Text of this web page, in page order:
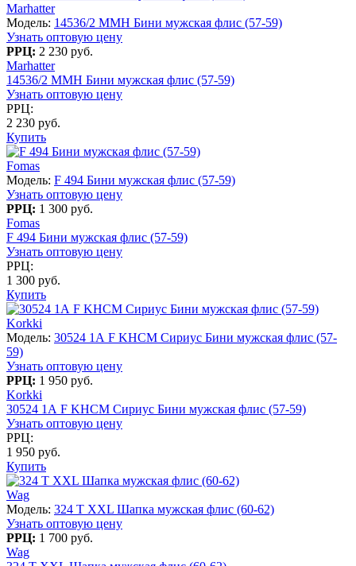
Marhatter
Модель: 14536/2 MMH Бини мужская флис (57-59)
Узнать оптовую цену
РРЦ: 2 230 руб.
Marhatter
14536/2 MMH Бини мужская флис (57-59)
Узнать оптовую цену
РРЦ:
2 230 руб.
Купить
Fomas
Модель: F 494 Бини мужская флис (57-59)
Узнать оптовую цену
РРЦ: 1 300 руб.
Fomas
F 494 Бини мужская флис (57-59)
Узнать оптовую цену
РРЦ:
1 300 руб.
Купить
Korkki
Модель: 30524 1А F KHCM Сириус Бини мужская флис (57-
59)
Узнать оптовую цену
РРЦ: 1 950 руб.
Korkki
30524 1А F KHCM Сириус Бини мужская флис (57-59)
Узнать оптовую цену
РРЦ:
1 950 руб.
Купить
Wag
Модель: 324 T XXL Шапка мужская флис (60-62)
Узнать оптовую цену
РРЦ: 1 700 руб.
Wag